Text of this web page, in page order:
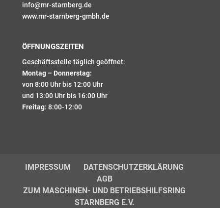
info@mr-starnberg.de
www.mr-starnberg-gmbh.de
ÖFFNUNGSZEITEN
Geschäftsstelle täglich geöffnet:
Montag – Donnerstag:
von 8:00 Uhr bis 12:00 Uhr
und 13:00 Uhr bis 16:00 Uhr
Freitag: 8:00-12:00
IMPRESSUM
DATENSCHUTZERKLÄRUNG
AGB
ZUM MASCHINEN- UND BETRIEBSHILFSRING
STARNBERG E.V.